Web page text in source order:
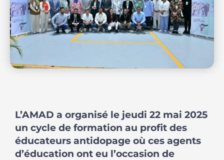
L’AMAD a organisé le jeudi 22 mai 2025
un cycle de formation au profit des
éducateurs antidopage où ces agents
d’éducation ont eu l’occasion de